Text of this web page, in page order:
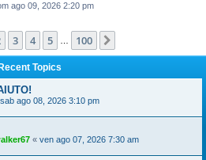
ago 09, 2026 2:20 pm
di 100
3 4 5 100
Topics
sab ago 08, 2026 3:10 pm
« ven ago 07, 2026 7:30 am